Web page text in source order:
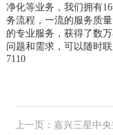
净化等业务，我们拥有
务流程，一流的服务质
的专业服务，获得了数
问题和需求，可以随时
7110
上一页：嘉兴三星中